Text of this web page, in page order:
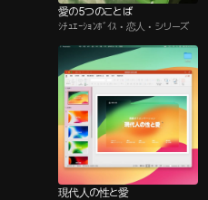
愛の5つのことば
ｼﾁｭｴｰｼｮﾝﾎﾞｲｽ • 恋人 • シリーズ
現代人の性と愛